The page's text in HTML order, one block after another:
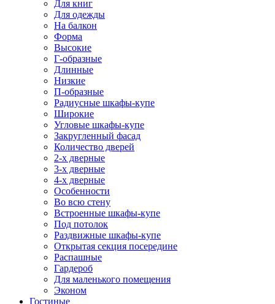
Для книг
Для одежды
На балкон
Форма
Высокие
Г-образные
Длинные
Низкие
П-образные
Радиусные шкафы-купе
Широкие
Угловые шкафы-купе
Закругленный фасад
Количество дверей
2-х дверные
3-х дверные
4-х дверные
Особенности
Во всю стену
Встроенные шкафы-купе
Под потолок
Раздвижные шкафы-купе
Открытая секция посередине
Распашные
Гардероб
Для маленького помещения
Эконом
Гостиные